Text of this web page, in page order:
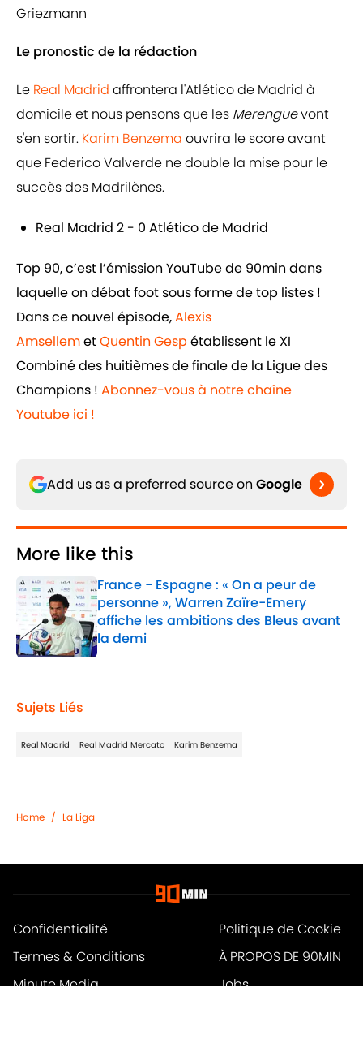
Griezmann
Le pronostic de la rédaction
Le Real Madrid affrontera l'Atlético de Madrid à
domicile et nous pensons que les Merenguevont
s'en sortir. Karim Benzema ouvrira le score avant
que Federico Valverde ne double la mise pour le
succès des Madrilènes.
Real Madrid 2 - 0 Atlético de Madrid
Top 90, c’est l’émission YouTube de 90min dans
laquelle on débat foot sous forme de top listes !
Dans ce nouvel épisode,Alexis
AmsellemetQuentin Gesp établissent le XI
Combiné des huitièmes de finale de la Ligue des
Champions ! Abonnez-vous à notre chaîne
Youtube ici !
Add us as a preferred source on Google
More like this
France - Espagne : « On a peur de
personne », Warren Zaïre-Emery
affiche les ambitions des Bleus avant
la demi
Published by on Invalid Date
Sujets Liés
Real Madrid Real Madrid Mercato Karim Benzema
Home / La Liga
Confidentialité
Politique de Cookie
Termes & Conditions
À PROPOS DE 90MIN
Minute Media
Jobs